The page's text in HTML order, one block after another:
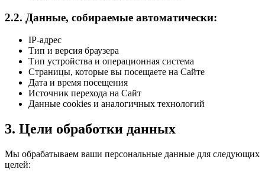
2.2. Данные, собираемые автоматически:
IP-адрес
Тип и версия браузера
Тип устройства и операционная система
Страницы, которые вы посещаете на Сайте
Дата и время посещения
Источник перехода на Сайт
Данные cookies и аналогичных технологий
3. Цели обработки данных
Мы обрабатываем ваши персональные данные для следующих
целей: